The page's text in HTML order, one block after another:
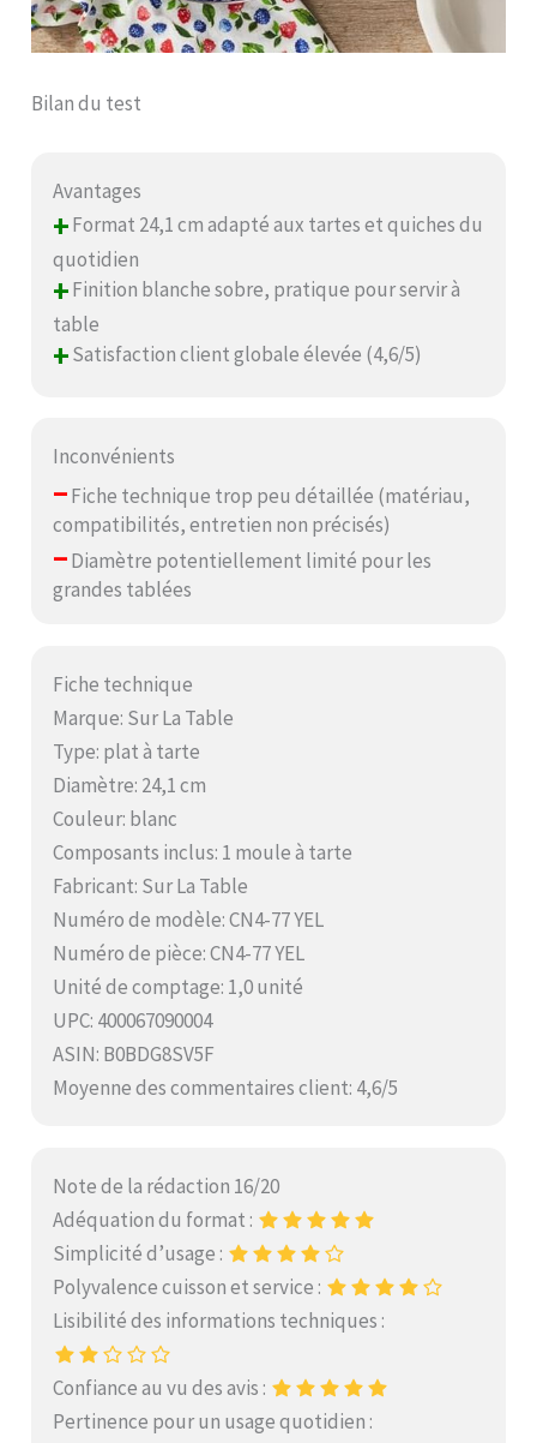
Bilan du test
Avantages
+Format 24,1 cm adapté aux tartes et quiches du
quotidien
+Finition blanche sobre, pratique pour servir à
table
+Satisfaction client globale élevée (4,6/5)
Inconvénients
–Fiche technique trop peu détaillée (matériau,
compatibilités, entretien non précisés)
–Diamètre potentiellement limité pour les
grandes tablées
Fiche technique
Marque: Sur La Table
Type: plat à tarte
Diamètre: 24,1 cm
Couleur: blanc
Composants inclus: 1 moule à tarte
Fabricant: Sur La Table
Numéro de modèle: CN4-77 YEL
Numéro de pièce: CN4-77 YEL
Unité de comptage: 1,0 unité
UPC: 400067090004
ASIN: B0BDG8SV5F
Moyenne des commentaires client: 4,6/5
Note de la rédaction 16/20
Adéquation du format :
Simplicité d’usage :
Polyvalence cuisson et service :
Lisibilité des informations techniques :
Confiance au vu des avis :
Pertinence pour un usage quotidien :